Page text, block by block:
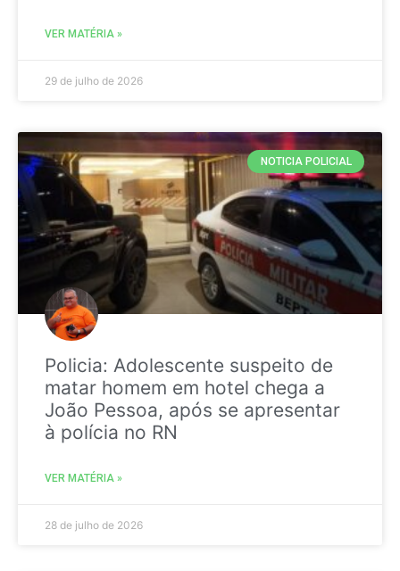
VER MATÉRIA »
29 de julho de 2026
NOTICIA POLICIAL
Policia: Adolescente suspeito de
matar homem em hotel chega a
João Pessoa, após se apresentar
à polícia no RN
VER MATÉRIA »
28 de julho de 2026